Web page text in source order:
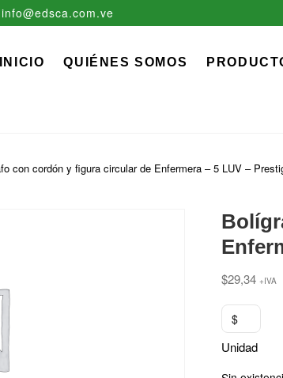
info@edsca.com.ve
EDS, C.A.
INICIO QUIÉNES SOMOS
con cordón y figura circular de Enfermera – 5 LUV –
$29,34 +IVA
$
Unidad